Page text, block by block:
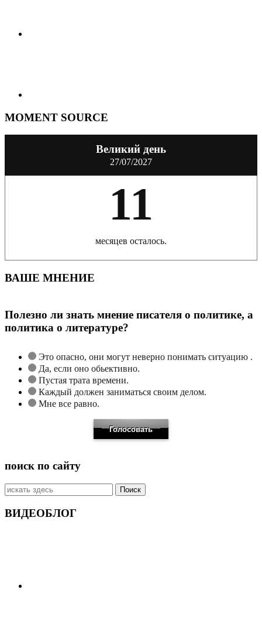
MOMENT SOURCE
Великий день
27/07/2027
11
месяцев осталось.
ВАШЕ МНЕНИЕ
Полезно ли знать мнение писателя о политике, а
политика о литературе?
Это опасно, они могут неверно понимать ситуацию .
Да, если оно обьективно.
Пустая трата времени.
Каждый должен заниматься своим делом.
Мне все равно.
поиск по сайту
Искать:
ВИДЕОБЛОГ